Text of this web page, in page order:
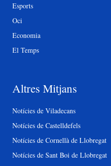
Esports
Oci
Economia
El Temps
Altres Mitjans
Notícies de Viladecans
Notícies de Castelldefels
Notícies de Cornellà de Llobregat
Notícies de Sant Boi de Llobregat